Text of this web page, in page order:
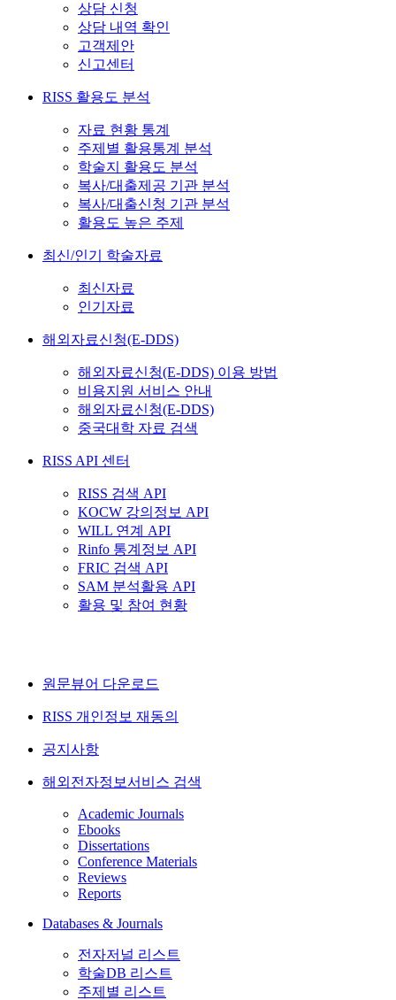
상담 신청
상담 내역 확인
고객제안
신고센터
RISS 활용도 분석
자료 현황 통계
주제별 활용통계 분석
학술지 활용도 분석
복사/대출제공 기관 분석
복사/대출신청 기관 분석
활용도 높은 주제
최신/인기 학술자료
최신자료
인기자료
해외자료신청(E-DDS)
해외자료신청(E-DDS) 이용 방법
비용지원 서비스 안내
해외자료신청(E-DDS)
중국대학 자료 검색
RISS API 센터
RISS 검색 API
KOCW 강의정보 API
WILL 연계 API
Rinfo 통계정보 API
FRIC 검색 API
SAM 분석활용 API
활용 및 참여 현황
원문뷰어 다운로드
RISS 개인정보 재동의
공지사항
해외전자정보서비스 검색
Academic Journals
Ebooks
Dissertations
Conference Materials
Reviews
Reports
Databases & Journals
전자저널 리스트
학술DB 리스트
주제별 리스트